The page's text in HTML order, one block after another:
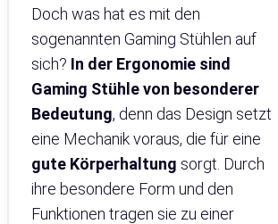
Doch was hat es mit den
sogenannten Gaming Stühlen auf
sich? In der Ergonomie sind
Gaming Stühle von besonderer
Bedeutung, denn das Design setzt
eine Mechanik voraus, die für eine
gute Körperhaltung sorgt. Durch
ihre besondere Form und den
Funktionen tragen sie zu einer